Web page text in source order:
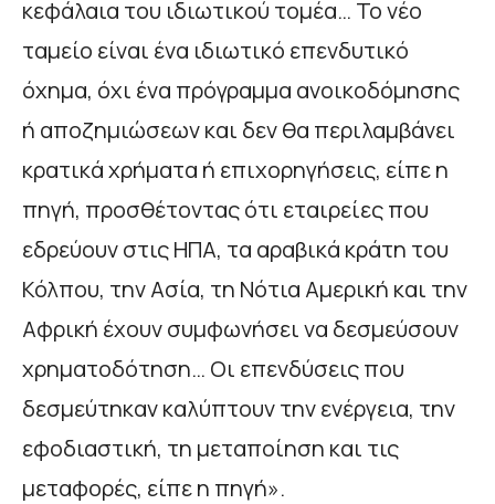
κεφάλαια του ιδιωτικού τομέα… Το νέο
ταμείο είναι ένα ιδιωτικό επενδυτικό
όχημα, όχι ένα πρόγραμμα ανοικοδόμησης
ή αποζημιώσεων και δεν θα περιλαμβάνει
κρατικά χρήματα ή επιχορηγήσεις, είπε η
πηγή, προσθέτοντας ότι εταιρείες που
εδρεύουν στις ΗΠΑ, τα αραβικά κράτη του
Κόλπου, την Ασία, τη Νότια Αμερική και την
Αφρική έχουν συμφωνήσει να δεσμεύσουν
χρηματοδότηση… Οι επενδύσεις που
δεσμεύτηκαν καλύπτουν την ενέργεια, την
εφοδιαστική, τη μεταποίηση και τις
μεταφορές, είπε η πηγή».